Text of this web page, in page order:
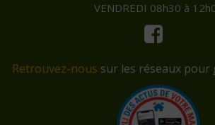
VENDREDI 08h30 à
Retrouvez-nous sur les réseaux pour